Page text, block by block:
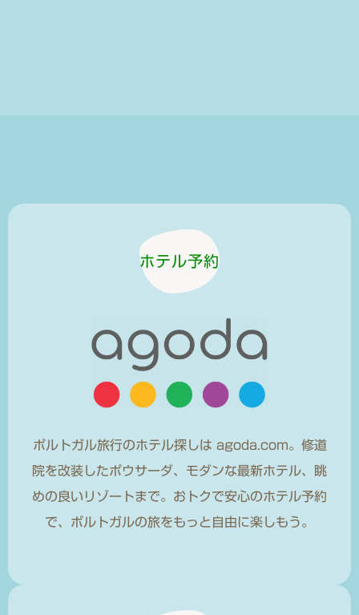
ホテル予約
ポルトガル旅行のホテル探しは agoda.com。修道
院を改装したポウサーダ、モダンな最新ホテル、眺
めの良いリゾートまで。おトクで安心のホテル予約
で、ポルトガルの旅をもっと自由に楽しもう。